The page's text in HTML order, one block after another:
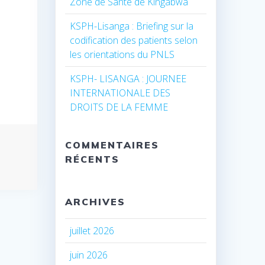
KSPH-Lisanga : Briefing sur la
codification des patients selon
les orientations du PNLS
KSPH- LISANGA : JOURNEE
INTERNATIONALE DES
DROITS DE LA FEMME
COMMENTAIRES
RÉCENTS
ARCHIVES
juillet 2026
juin 2026